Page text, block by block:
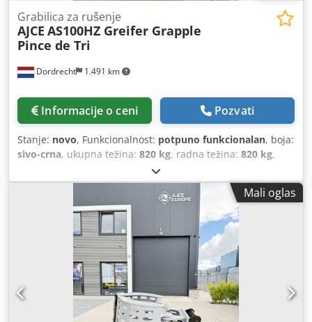
Dordrecht 1.491 km
Grabilica za rušenje
AJCE AS100HZ Greifer Grapple
Pince de Tri
Informacije o ceni Pozvati
Stanje: novo, Funkcionalnost: potpuno funkcionalan, boja:
sivo-crna, ukupna težina: 820 kg, radna težina: 820 kg,
, AJCE Europe AS100HZ griper je
model bez rotacije, težine 820 kg. U standardnoj opremi
dolazi sa S-adapterom, izmenjivim noževima, duplim
cilindrom i sigurnosnim/držnim ventilom na cilindru.
Model AS100HZ je pogodan za bager od 16 do 22 tona.
Radi se o ojačanom modelu, predviđenom za teške
rušilačke radove. U našem magacinu u Holandiji imamo
kompletan asortiman selektorskih gripa, od 75 kg do 2000
kg. Dostupan je i u verziji bez rotacije! Za više informacija
slobodno nas kontaktirajte. Šaljemo širom sveta. griper,
selektorski griper, Crjdsx Tqlwspfx Ahuof
Mali oglas